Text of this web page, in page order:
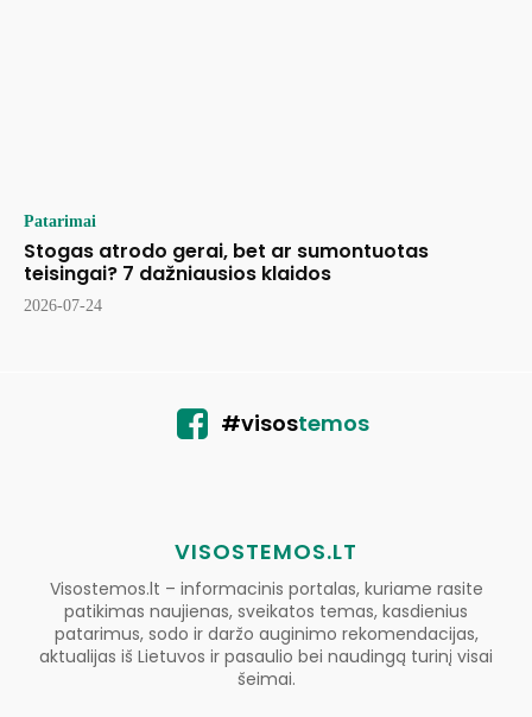
Patarimai
Stogas atrodo gerai, bet ar sumontuotas
teisingai? 7 dažniausios klaidos
2026-07-24
#visostemos
VISOSTEMOS.LT
Visostemos.lt – informacinis portalas, kuriame rasite
patikimas naujienas, sveikatos temas, kasdienius
patarimus, sodo ir daržo auginimo rekomendacijas,
aktualijas iš Lietuvos ir pasaulio bei naudingą turinį visai
šeimai.